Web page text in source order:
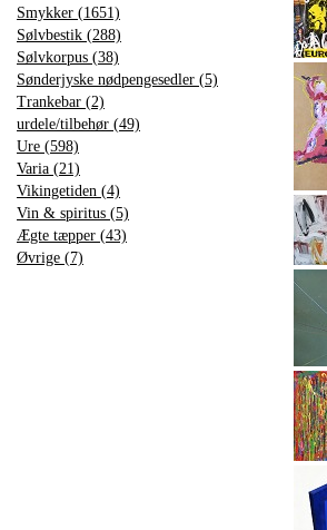
Smykker (1651)
Sølvbestik (288)
Sølvkorpus (38)
Sønderjyske nødpengesedler (5)
Trankebar (2)
urdele/tilbehør (49)
Ure (598)
Varia (21)
Vikingetiden (4)
Vin & spiritus (5)
Ægte tæpper (43)
Øvrige (7)